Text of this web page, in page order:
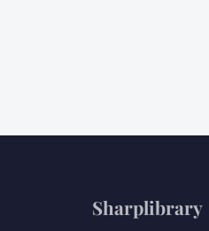
Sharplibrary